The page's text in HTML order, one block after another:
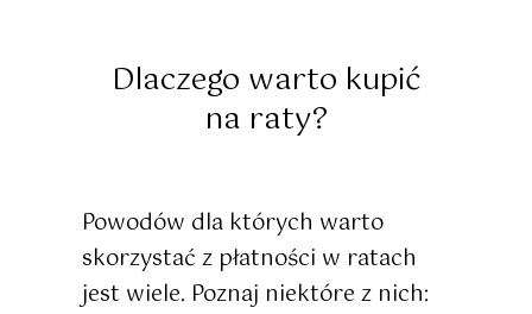
Dlaczego warto kupić
na raty?
Powodów dla których warto
skorzystać z płatności w ratach
jest wiele. Poznaj niektóre z nich: